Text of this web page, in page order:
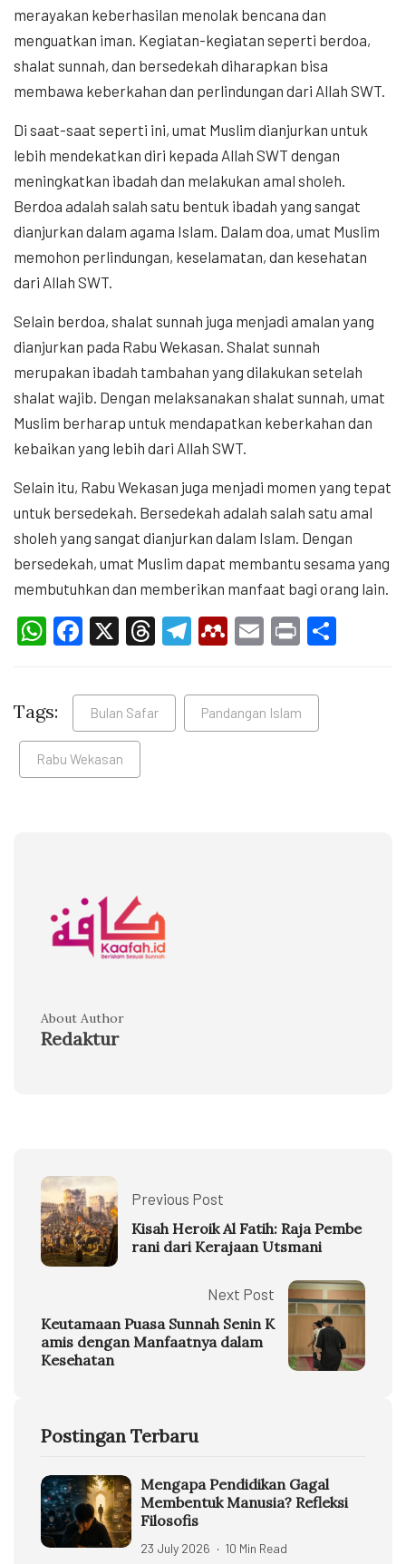
merayakan keberhasilan menolak bencana dan
menguatkan iman. Kegiatan-kegiatan seperti berdoa,
shalat sunnah, dan bersedekah diharapkan bisa
membawa keberkahan dan perlindungan dari Allah SWT.
Di saat-saat seperti ini, umat Muslim dianjurkan untuk
lebih mendekatkan diri kepada Allah SWT dengan
meningkatkan ibadah dan melakukan amal sholeh.
Berdoa adalah salah satu bentuk ibadah yang sangat
dianjurkan dalam agama Islam. Dalam doa, umat Muslim
memohon perlindungan, keselamatan, dan kesehatan
dari Allah SWT.
Selain berdoa, shalat sunnah juga menjadi amalan yang
dianjurkan pada Rabu Wekasan. Shalat sunnah
merupakan ibadah tambahan yang dilakukan setelah
shalat wajib. Dengan melaksanakan shalat sunnah, umat
Muslim berharap untuk mendapatkan keberkahan dan
kebaikan yang lebih dari Allah SWT.
Selain itu, Rabu Wekasan juga menjadi momen yang tepat
untuk bersedekah. Bersedekah adalah salah satu amal
sholeh yang sangat dianjurkan dalam Islam. Dengan
bersedekah, umat Muslim dapat membantu sesama yang
membutuhkan dan memberikan manfaat bagi orang lain.
WhatsApp
Facebook
X Threads
Telegram
Mendeley
EmailPrint
Tags: Bulan Safar Pandangan Islam
Rabu Wekasan
About Author
Redaktur
Previous Post
Kisah Heroik Al Fatih: Raja Pembe
rani dari Kerajaan Utsmani
Next Post
Keutamaan Puasa Sunnah Senin K
amis dengan Manfaatnya dalam
Kesehatan
Postingan Terbaru
Mengapa Pendidikan Gagal
Membentuk Manusia? Refleksi
Filosofis
23 July 2026 10 Min Read